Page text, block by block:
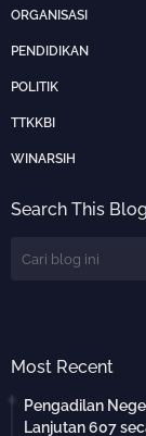
ORGANISASI
PENDIDIKAN
POLITIK
TTKKBI
WINARSIH
Search This Blog
Most Recent
Pengadilan
Lanjutan 607